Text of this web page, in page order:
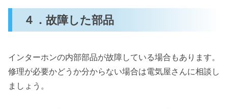
４．故障した部品
インターホンの内部部品が故障している場合もあります。
修理が必要かどうか分からない場合は電気屋さんに相談し
ましょう。